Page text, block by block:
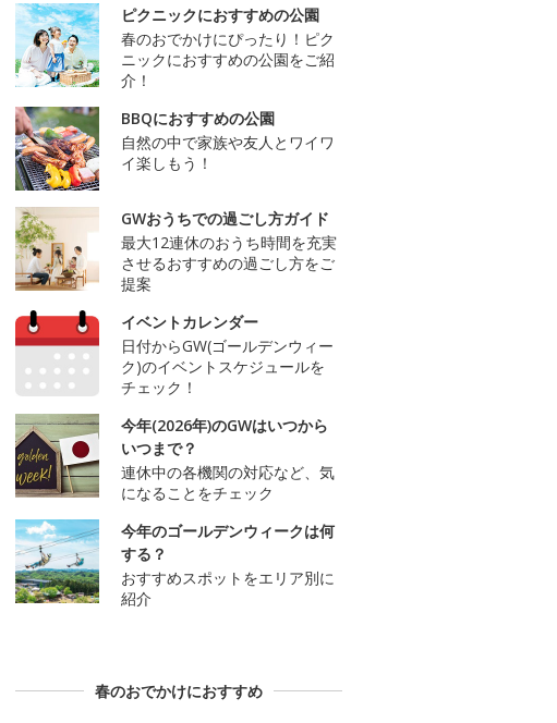
ピクニックにおすすめの公園
春のおでかけにぴったり！ピク
ニックにおすすめの公園をご紹
介！
BBQにおすすめの公園
自然の中で家族や友人とワイワ
イ楽しもう！
GWおうちでの過ごし方ガイド
最大12連休のおうち時間を充実
させるおすすめの過ごし方をご
提案
イベントカレンダー
日付からGW(ゴールデンウィー
ク)のイベントスケジュールを
チェック！
今年(2026年)のGWはいつから
いつまで？
連休中の各機関の対応など、気
になることをチェック
今年のゴールデンウィークは何
する？
おすすめスポットをエリア別に
紹介
春のおでかけにおすすめ